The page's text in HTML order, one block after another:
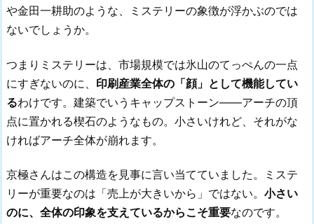
や金田一耕助のような、ミステリーの象徴が浮かぶのでは
ないでしょうか。
つまりミステリーは、市場規模では氷山のてっぺんの一点
にすぎないのに、 印刷産業全体の「顔」として機能してい
るわけです。建築でいうキャップストーン——アーチの頂
点に置かれる楔石のようなもの。小さいけれど、それがな
ければアーチ全体が崩れます。
京極さんはこの構造を見事に言い当てていました。ミステ
リーが重要なのは「売上が大きいから」ではない。 小さい
のに、全体の印象を支えているからこそ重要なのです。